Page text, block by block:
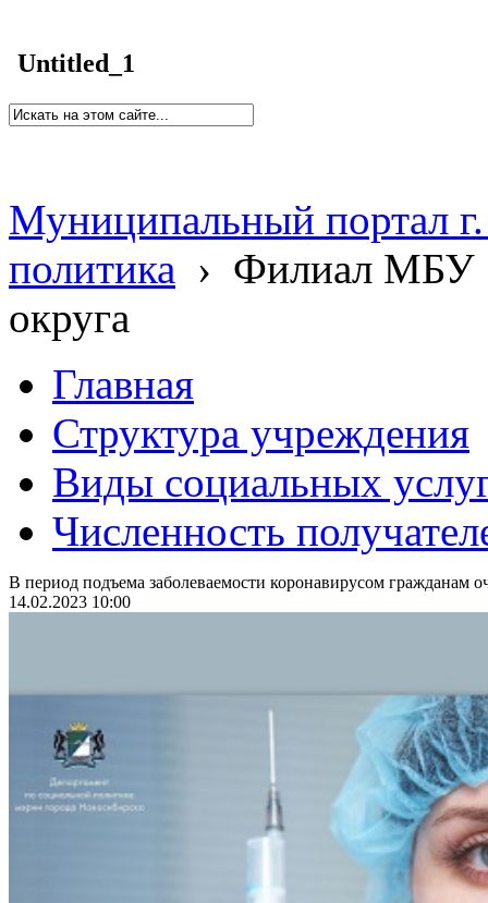
Untitled_1
Муниципальный портал
политика › Филиал МБУ
округа
Главная
Структура учреждения
Виды социальных
Численность
В период подъема заболеваемости коронавирусом гражданам
14.02.2023 10:00